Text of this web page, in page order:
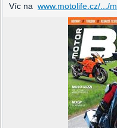
Víc na www.motolife.cz/.../